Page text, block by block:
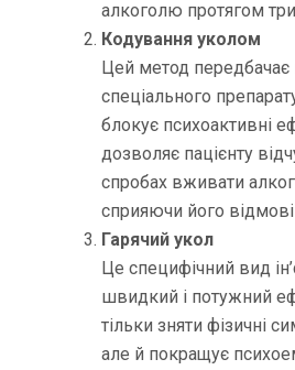
алкоголю протягом
Кодування уколом
Цей метод
спеціального
блокує психоактивні
дозволяє пацієнту
спробах вживати
сприяючи його
Гарячий укол
Це специфічний вид
швидкий і потужний
тільки зняти фізичні
але й покращує